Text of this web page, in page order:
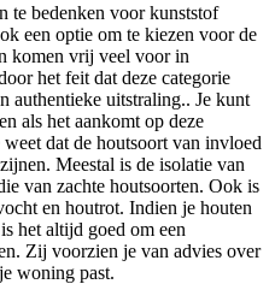
te bedenken voor kunststof
een optie om te kiezen voor de
komen vrij veel voor in
het feit dat deze categorie
authentieke uitstraling.. Je kunt
als het aankomt op deze
dat de houtsoort van invloed
Meestal is de isolatie van
van zachte houtsoorten. Ook is
en houtrot. Indien je houten
het altijd goed om een
Zij voorzien je van advies over
woning past.